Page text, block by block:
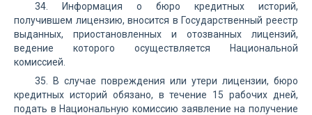
34. Информация о бюро кредитных историй,
получившем лицензию, вносится в Государственный реестр
выданных, приостановленных и отозванных лицензий,
ведение которого осуществляется Национальной
комиссией.
35. В случае повреждения или утери лицензии, бюро
кредитных историй обязано, в течение 15 рабочих дней,
подать в Национальную комиссию заявление на получение